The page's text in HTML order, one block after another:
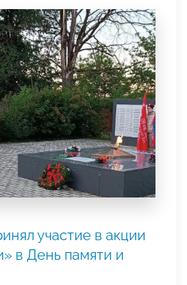
участие в акции
в День памяти и